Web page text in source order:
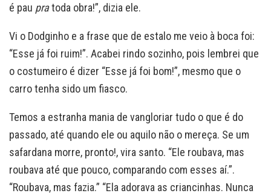
é pau pratoda obra!”, dizia ele.
Vi o Dodginho e a frase que de estalo me veio à boca foi:
“Esse já foi ruim!”. Acabei rindo sozinho, pois lembrei que
o costumeiro é dizer “Esse já foi bom!”, mesmo que o
carro tenha sido um fiasco.
Temos a estranha mania de vangloriar tudo o que é do
passado, até quando ele ou aquilo não o mereça. Se um
safardana morre, pronto!, vira santo. “Ele roubava, mas
roubava até que pouco, comparando com esses aí.”.
“Roubava, mas fazia.” “Ela adorava as criancinhas. Nunca